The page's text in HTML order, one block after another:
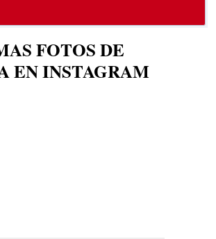
FOTOS DE
EN INSTAGRAM